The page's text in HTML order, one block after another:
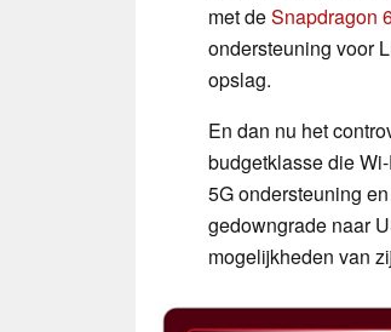
met deSnapdragon
ondersteuning voor
opslag.
En dan nu het
budgetklasse die
5G ondersteuning
gedowngrade naar
mogelijkheden van